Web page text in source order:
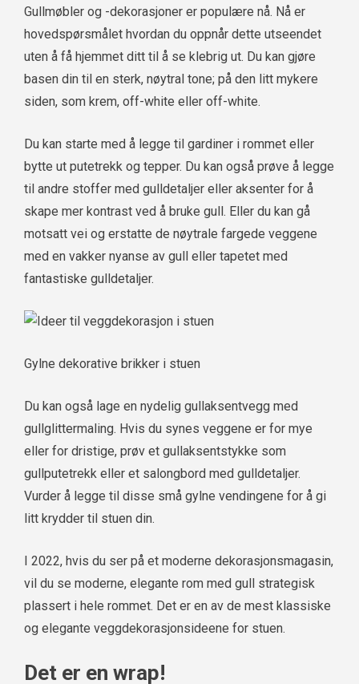
Gullmøbler og -dekorasjoner er populære nå. Nå er
hovedspørsmålet hvordan du oppnår dette utseendet
uten å få hjemmet ditt til å se klebrig ut. Du kan gjøre
basen din til en sterk, nøytral tone; på den litt mykere
siden, som krem, off-white eller off-white.
Du kan starte med å legge til gardiner i rommet eller
bytte ut putetrekk og tepper. Du kan også prøve å legge
til andre stoffer med gulldetaljer eller aksenter for å
skape mer kontrast ved å bruke gull. Eller du kan gå
motsatt vei og erstatte de nøytrale fargede veggene
med en vakker nyanse av gull eller tapetet med
fantastiske gulldetaljer.
Gylne dekorative brikker i stuen
Du kan også lage en nydelig gullaksentvegg med
gullglittermaling. Hvis du synes veggene er for mye
eller for dristige, prøv et gullaksentstykke som
gullputetrekk eller et salongbord med gulldetaljer.
Vurder å legge til disse små gylne vendingene for å gi
litt krydder til stuen din.
I 2022, hvis du ser på et moderne dekorasjonsmagasin,
vil du se moderne, elegante rom med gull strategisk
plassert i hele rommet. Det er en av de mest klassiske
og elegante veggdekorasjonsideene for stuen.
Det er en wrap!